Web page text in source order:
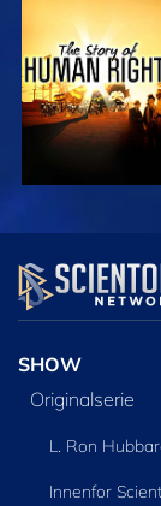
SE
SE
SHOW
Originalserie
L. Ron
Innenfor